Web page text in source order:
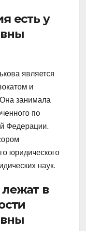
есть у
является
и
занимала
по
Федерации.
юридического
наук.
в